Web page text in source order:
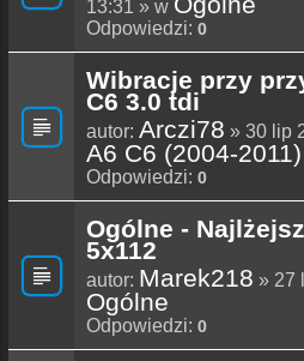
13:31 » w
Odpowiedzi: 0
Wibracje przy
C6 3.0 tdi
autor: Arczi78 » 30 lip
A6 C6 (2004-2011)
Odpowiedzi: 0
Ogólne -
5x112
autor: Marek218 » 27
Ogólne
Odpowiedzi: 0